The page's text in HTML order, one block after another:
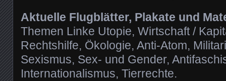
Aktuelle Flugblätter, Plakate und
Themen Linke Utopie, Wirtschaft /
Rechtshilfe, Ökologie, Anti-Atom,
Sexismus, Sex- und Gender,
Internationalismus, Tierrechte.